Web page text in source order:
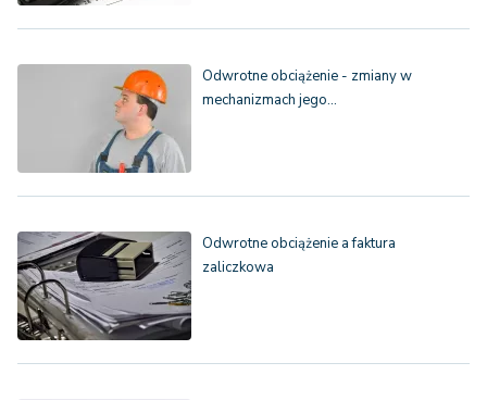
Odwrotne obciążenie - zmiany w
mechanizmach jego…
Odwrotne obciążenie a faktura
zaliczkowa